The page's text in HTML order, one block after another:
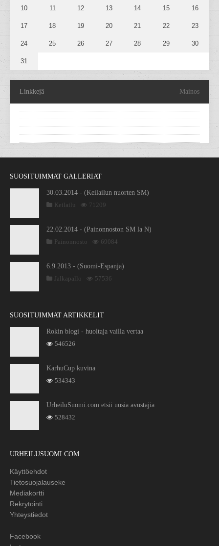
10 11 12 13 14 15 16
17 18 19 20 21 22 23
24 25 26 27 28 29 30
31
Linkkejä Mainos
SUOSITUIMMAT GALLERIAT
30.03.2014 - (Keilailun nuorten SM)
Keilailu
71209
22.02.2014 - (Painonnoston SM la N)
Painonnosto
69084
6.9.2013 - (Suomi-Espanja)
Jalkapallo
57536
SUOSITUIMMAT ARTIKKELIT
Rokin blogi - huoltaja vailla vertaa
546526
KarhuCup kuvina
534343
UrheiluSuomi.com etsii uusia avustajia
528432
URHEILUSUOMI.COM
Käyttöehdot
Tietosuojalauseke
Mediakortti
Rekrytointi
Yhteystiedot
Facebook